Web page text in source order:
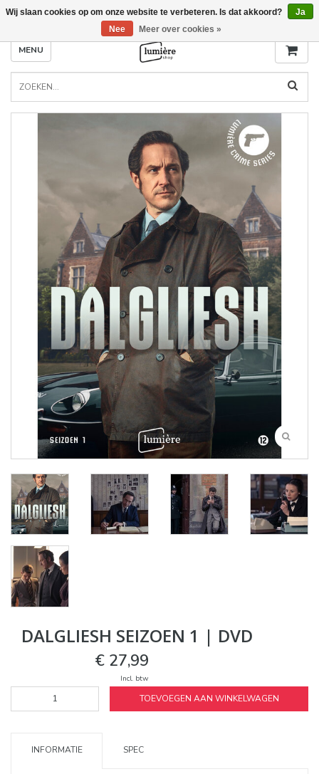
MENU
DALGLIESH SEIZOEN 1 | DVD
€ 27,99
Incl. btw
TOEVOEGEN AAN WINKELWAGEN
INFORMATIE SPEC
Wij slaan cookies op om onze website te verbeteren. Is dat akkoord?
Ja
Nee
Meer over cookies »